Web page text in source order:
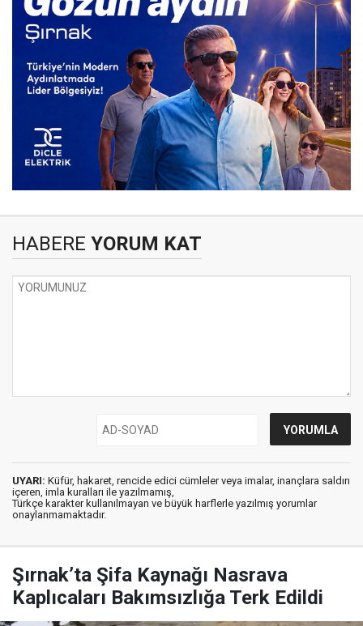
HABERE YORUM KAT
UYARI: Küfür, hakaret, rencide edici cümleler veya imalar, inançlara saldırı
içeren, imla kuralları ile yazılmamış,
Türkçe karakter kullanılmayan ve büyük harflerle yazılmış yorumlar
onaylanmamaktadır.
Şırnak’ta Şifa Kaynağı Nasrava
Kaplıcaları Bakımsızlığa Terk Edildi